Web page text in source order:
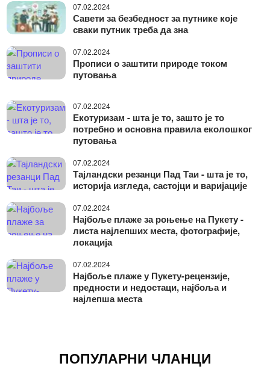
07.02.2024
Савети за безбедност за путнике које
сваки путник треба да зна
07.02.2024
Прописи о заштити природе током
путовања
07.02.2024
Екотуризам - шта је то, зашто је то
потребно и основна правила еколошког
путовања
07.02.2024
Тајландски резанци Пад Таи - шта је то,
историја изгледа, састојци и варијације
07.02.2024
Најбоље плаже за роњење на Пукету -
листа најлепших места, фотографије,
локација
07.02.2024
Најбоље плаже у Пукету-рецензије,
предности и недостаци, најбоља и
најлепша места
ПОПУЛАРНИ ЧЛАНЦИ